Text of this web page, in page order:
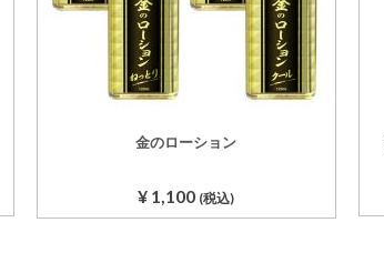
金のローション
¥ 1,100 (税込)